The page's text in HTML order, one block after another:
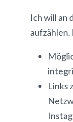
Ich will an
aufzählen.
Links